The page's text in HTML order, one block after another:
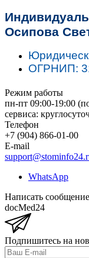
Осипова
ОГРНИП:
Режим работы
пн-пт 09:00-19:00
сервиса:
Телефон
+7 (904) 866-01-00
E-mail
WhatsApp
Написать сообщение
docMed24
Подпишитесь на